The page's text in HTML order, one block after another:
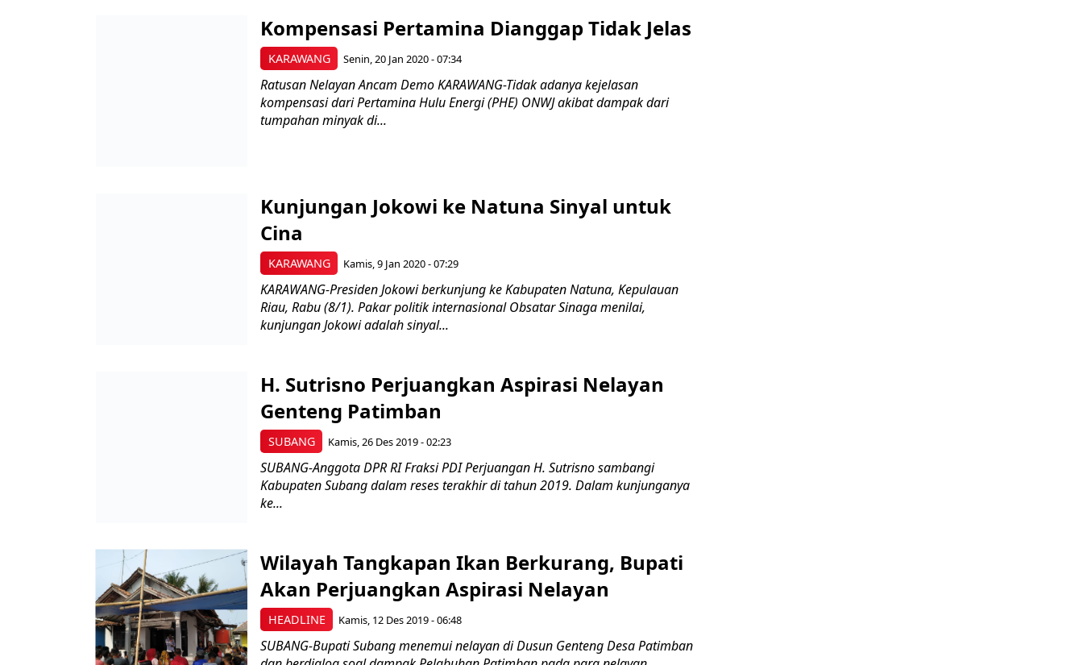
KARAWANG
Kompensasi Pertamina Dianggap Tidak Jelas
Senin, 20 Jan 2020 - 07:34
Ratusan Nelayan Ancam Demo KARAWANG-Tidak adanya kejelasan
kompensasi dari Pertamina Hulu Energi (PHE) ONWJ akibat dampak dari
tumpahan minyak di...
KARAWANG
Kunjungan Jokowi ke Natuna Sinyal untuk
Cina
Kamis, 9 Jan 2020 - 07:29
KARAWANG-Presiden Jokowi berkunjung ke Kabupaten Natuna, Kepulauan
Riau, Rabu (8/1). Pakar politik internasional Obsatar Sinaga menilai,
kunjungan Jokowi adalah sinyal...
SUBANG
H. Sutrisno Perjuangkan Aspirasi Nelayan
Genteng Patimban
Kamis, 26 Des 2019 - 02:23
SUBANG-Anggota DPR RI Fraksi PDI Perjuangan H. Sutrisno sambangi
Kabupaten Subang dalam reses terakhir di tahun 2019. Dalam kunjunganya
ke...
HEADLINE
Wilayah Tangkapan Ikan Berkurang, Bupati
Akan Perjuangkan Aspirasi Nelayan
Kamis, 12 Des 2019 - 06:48
SUBANG-Bupati Subang menemui nelayan di Dusun Genteng Desa Patimban